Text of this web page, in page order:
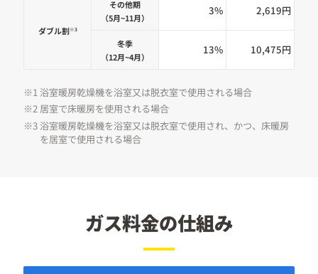
ダブル割※3
その他期
（5月~11月）
3% 2,619円
冬季
（12月~4月）
13% 10,475円
※1 浴室暖房乾燥機を浴室又は脱衣室で使用される場合
※2 居室で床暖房を使用される場合
※3 浴室暖房乾燥機を浴室又は脱衣室で使用され、かつ、床暖房
を居室で使用される場合
ガス料金の仕組み